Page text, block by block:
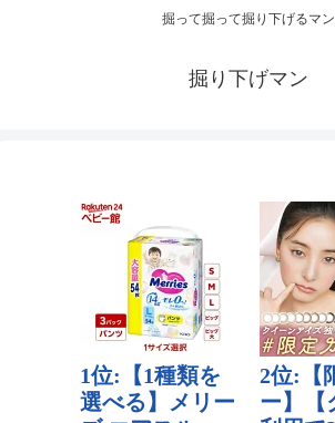
掘って掘って掘り下げるマン
掘り下げマン